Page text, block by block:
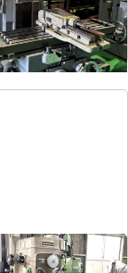
ST-BC
-
ス盤